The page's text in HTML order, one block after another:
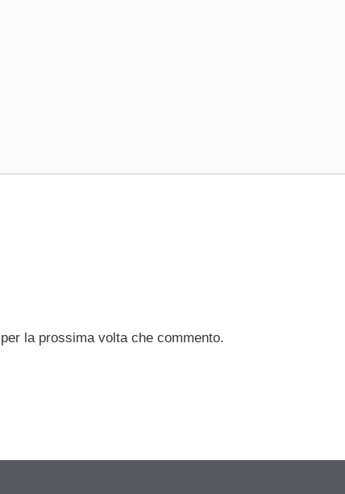
la prossima volta che commento.